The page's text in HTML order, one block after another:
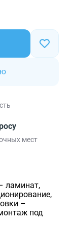
мест
ламинат,
–
под